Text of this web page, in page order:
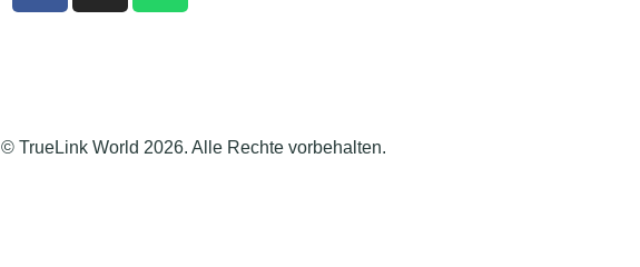
© TrueLink World 2026. Alle Rechte vorbehalten.